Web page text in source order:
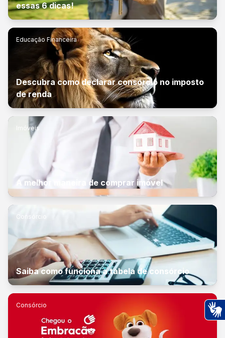
essas 6 dicas!
Educação Financeira
Descubra como declarar consórcio no imposto
de renda
Imóveis
A melhor maneira de comprar imóvel
Consórcio
Saiba como funciona a tabela de consórcio
Consórcio